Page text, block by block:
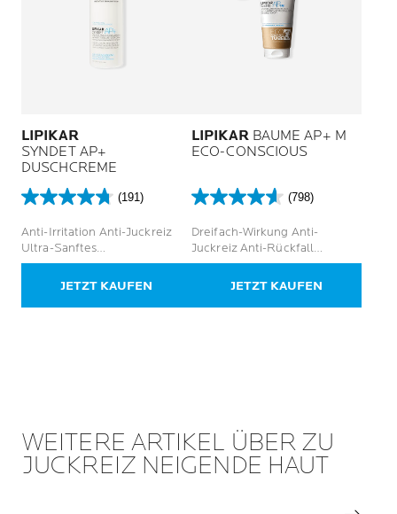
LIPIKAR
SYNDET AP+
DUSCHCREME
(191)
4.7
5
Sternen.
Bewertungen
Anti-Irritation Anti-Juckreiz
Ultra-Sanftes
Körperpflegemittel
JETZT KAUFEN
LIPIKARBAUME AP+ M
ECO-CONSCIOUS
(798)
4.6
5
Sternen.
Bewertungen
Dreifach-Wirkung Anti-
Juckreiz Anti-Rückfall
Sofortige Beruhigung
JETZT KAUFEN
WEITERE ARTIKEL ÜBER ZU
JUCKREIZ NEIGENDE HAUT